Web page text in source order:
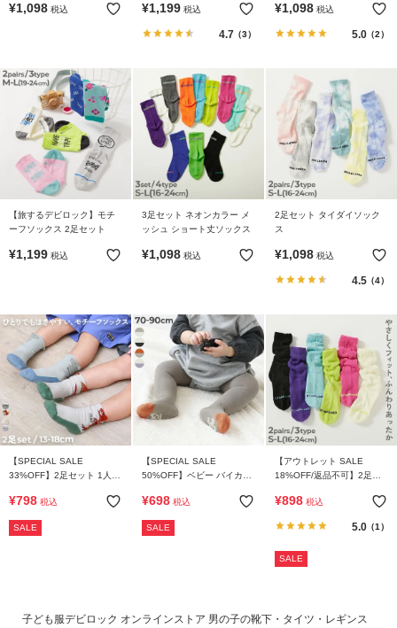
服
ム
イ
ド・
ヘ
ル
デ
ビ
に
つ
い
て
お
い
物
イ
く
¥1,098 税込 ¥1,199 税込
4.7（3）
¥1,098 税込
5.0（2）
【旅するデビロック】モチ
ーフソックス 2足セット
¥1,199 税込
3足セット ネオンカラー メ
ッシュ ショート丈ソックス
¥1,098 税込
2足セット タイダイソック
ス
¥1,098 税込
4.5（4）
【SPECIAL SALE
33%OFF】2足セット 1人で
フソックス
¥798 税込
SALE
【SPECIAL SALE
50%OFF】ベビー バイカラ
¥698 税込
SALE
【アウトレット SALE
18%OFF/返品不可】2足セ
か ネオンカラーリブソック
¥898 税込
5.0（1）
SALE
子ども服デビロック オンラインストア 男の子の靴下・タイツ・レギンス